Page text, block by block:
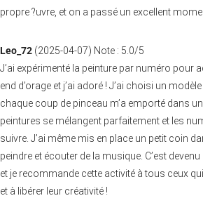
propre ?uvre, et on a passé un excellent
Leo_72 (2025-04-07) Note : 5.0/5
J’ai expérimenté la peinture par numéro pour
end d’orage et j’ai adoré ! J’ai choisi un
chaque coup de pinceau m’a emporté dans
peintures se mélangent parfaitement et les
suivre. J’ai même mis en place un petit coin
peindre et écouter de la musique. C’est
et je recommande cette activité à tous ceux
et à libérer leur créativité !